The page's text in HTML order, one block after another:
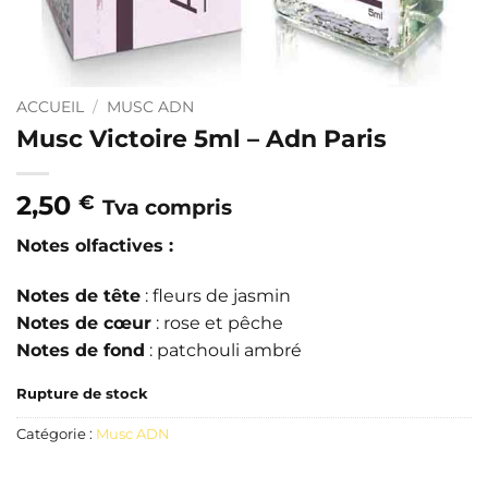
ACCUEIL / MUSC ADN
Musc Victoire 5ml – Adn Paris
2,50 € Tva compris
Notes olfactives :
Notes de tête : fleurs de jasmin
Notes de cœur : rose et pêche
Notes de fond : patchouli ambré
Rupture de stock
Catégorie : Musc ADN